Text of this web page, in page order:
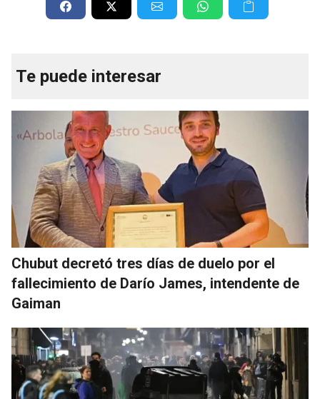
Te puede interesar
Chubut decretó tres días de duelo por el
fallecimiento de Darío James, intendente de
Gaiman